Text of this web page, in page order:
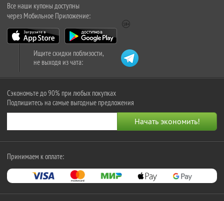
Все наши купоны доступны
через Мобильное Приложение:
Ищите скидки поблизости,
не выходя из чата:
Сэкономьте до 90% при любых покупках
Подпишитесь на самые выгодные предложения
Принимаем к оплате: